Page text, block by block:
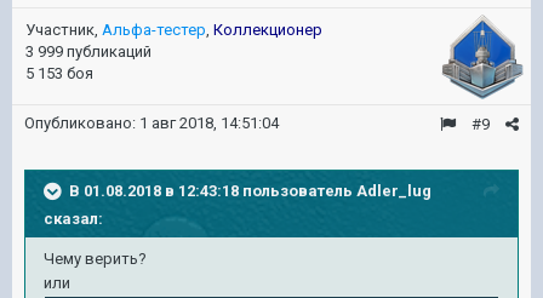
Участник, Альфа-тестер, Коллекционер
3 999 публикаций
5 153 боя
#9
Опубликовано: 1 авг 2018, 14:51:04
В 01.08.2018 в 12:43:18 пользователь Adler_lug
сказал:
Чему верить?
или